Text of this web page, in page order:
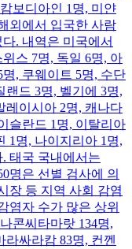
보디아인 1명, 미얀
외에서 입국한 사람
. 내역은 미국에서
스 7명, 독일 6명, 아
, 쿠웨이트 5명, 수단
랜드 3명, 벨기에 3명,
레이시아 2명, 캐나다
슬란드 1명, 이탈리아
1명, 나이지리아 1명,
태국 국내에서는
명은 선별 검사에 의
장 등 지역 사회 감염
염자 수가 많은 상위
콘씨타마랏 134명,
싸라캄 83명, 컨껜